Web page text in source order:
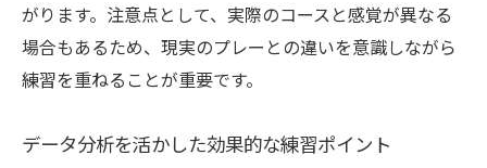
がります。注意点として、実際のコースと感覚が異なる
場合もあるため、現実のプレーとの違いを意識しながら
練習を重ねることが重要です。
データ分析を活かした効果的な練習ポイント